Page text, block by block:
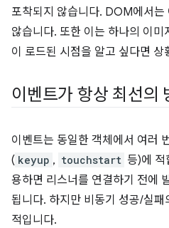
포착되지 않습니다. DOM에서는
않습니다. 또한 이는 하나의 이
이 로드된 시점을 알고 싶다면 상
이벤트가 항상 최선의
이벤트는 동일한 객체에서 여러
( keyup , touchstart 등)에
용하면 리스너를 연결하기 전에
됩니다. 하지만 비동기 성공/실
적입니다.